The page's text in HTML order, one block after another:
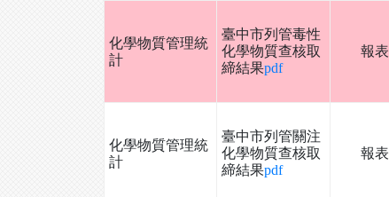
化學物質管理統
計
臺中市列管毒性
化學物質查核取
締結果pdf
報表
化學物質管理統
計
臺中市列管關注
化學物質查核取
締結果pdf
報表